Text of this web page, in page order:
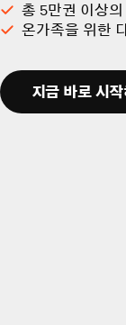
총 5만권 이상
온가족을 위한
지금 바로 시